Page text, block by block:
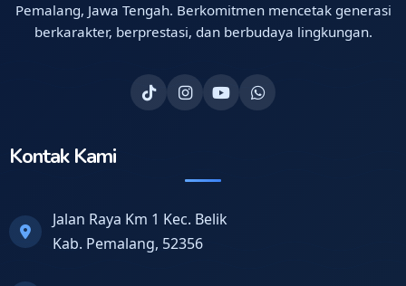
Pemalang, Jawa Tengah. Berkomitmen mencetak generasi
berkarakter, berprestasi, dan berbudaya lingkungan.
Kontak Kami
Jalan Raya Km 1 Kec. Belik
Kab. Pemalang, 52356